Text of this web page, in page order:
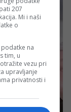
207
Mi i naši
o
na
tim, u
vezu pri
upravljanje
privatnosti i